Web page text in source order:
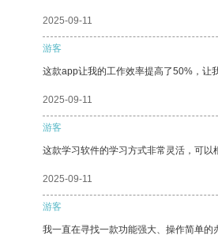
2025-09-11
游客
这款app让我的工作效率提高了50%，让
2025-09-11
游客
这款学习软件的学习方式非常灵活，可以
2025-09-11
游客
我一直在寻找一款功能强大、操作简单的